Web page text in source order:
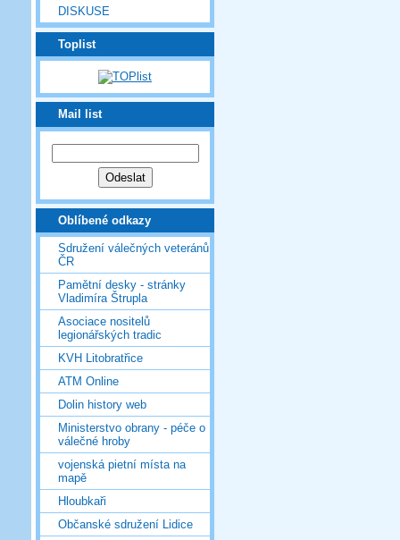
DISKUSE
Toplist
Mail list
Oblíbené odkazy
Sdružení válečných veteránů
ČR
Pamětní desky - stránky
Vladimíra Štrupla
Asociace nositelů
legionářských tradic
KVH Litobratřice
ATM Online
Dolin history web
Ministerstvo obrany - péče o
válečné hroby
vojenská pietní místa na
mapě
Hloubkaři
Občanské sdružení Lidice